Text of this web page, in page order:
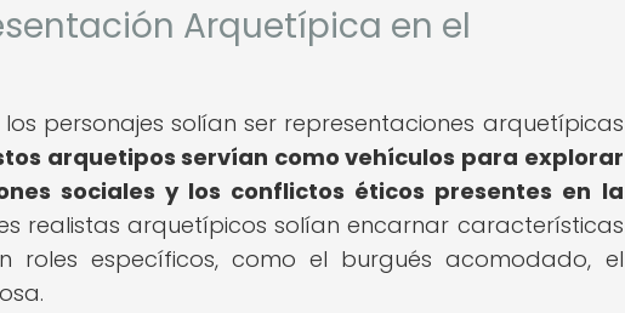
Arquetípica en el
personajes solían ser representaciones arquetípicas
arquetipos servían como vehículos para explorar
sociales y los conflictos éticos presentes en la
realistas arquetípicos solían encarnar características
roles específicos, como el burgués acomodado, el